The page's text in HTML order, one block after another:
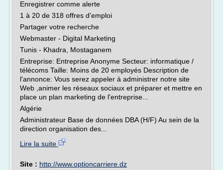
Enregistrer comme alerte
1 à 20 de 318 offres d'emploi
Partager votre recherche
Webmaster - Digital Marketing
Tunis - Khadra, Mostaganem
Entreprise: Entreprise Anonyme Secteur: informatique /
télécoms Taille: Moins de 20 employés Description de
l'annonce: Vous serez appeler à administrer notre site
Web ,animer les réseaux sociaux et préparer et mettre en
place un plan marketing de l'entreprise...
Algérie
Administrateur Base de données DBA (H/F) Au sein de la
direction organisation des...
Lire la suite
Site : http://www.optioncarriere.dz